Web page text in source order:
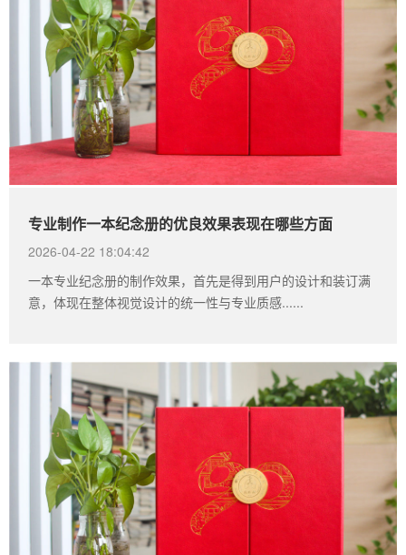
专业制作一本纪念册的优良效果表现在哪些方面
2026-04-22 18:04:42
一本专业纪念册的制作效果，首先是得到用户的设计和装订满
意，体现在整体视觉设计的统一性与专业质感......